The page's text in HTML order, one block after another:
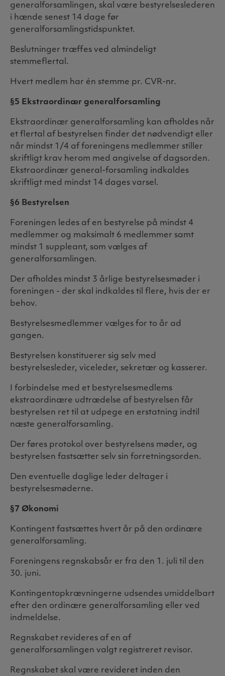
generalforsamlingen, skal være bestyrelseslederen
i hænde senest 14 dage før
generalforsamlingstidspunktet.
Beslutninger træffes ved almindeligt
stemmeflertal.
Hvert medlem har én stemme pr. CVR-nr.
§5 Ekstraordinær generalforsamling
Ekstraordinær generalforsamling kan afholdes når
et flertal af bestyrelsen finder det nødvendigt eller
når mindst 1/4 af foreningens medlemmer stiller
skriftligt krav herom med angivelse af dagsorden.
Ekstraordinær general-forsamling indkaldes
skriftligt med mindst 14 dages varsel.
§6 Bestyrelsen
Foreningen ledes af en bestyrelse på mindst 4
medlemmer og maksimalt 6 medlemmer samt
mindst 1 suppleant, som vælges af
generalforsamlingen.
Der afholdes mindst 3 årlige bestyrelsesmøder i
foreningen - der skal indkaldes til flere, hvis der er
behov.
Bestyrelsesmedlemmer vælges for to år ad
gangen.
Bestyrelsen konstituerer sig selv med
bestyrelsesleder, viceleder, sekretær og kasserer.
I forbindelse med et bestyrelsesmedlems
ekstraordinære udtrædelse af bestyrelsen får
bestyrelsen ret til at udpege en erstatning indtil
næste generalforsamling.
Der føres protokol over bestyrelsens møder, og
bestyrelsen fastsætter selv sin forretningsorden.
Den eventuelle daglige leder deltager i
bestyrelsesmøderne.
§7 Økonomi
Kontingent fastsættes hvert år på den ordinære
generalforsamling.
Foreningens regnskabsår er fra den 1. juli til den
30. juni.
Kontingentopkrævningerne udsendes umiddelbart
efter den ordinære generalforsamling eller ved
indmeldelse.
Regnskabet revideres af en af
generalforsamlingen valgt registreret revisor.
Regnskabet skal være revideret inden den